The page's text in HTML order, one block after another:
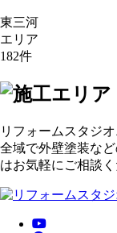
東三河
エリア
182件
リフォームスタジ
全域で外壁塗装な
はお気軽にご相談く